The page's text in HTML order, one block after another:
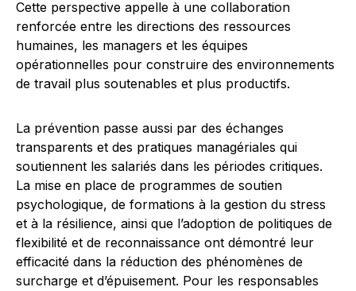
Cette perspective appelle à une collaboration
renforcée entre les directions des ressources
humaines, les managers et les équipes
opérationnelles pour construire des environnements
de travail plus soutenables et plus productifs.
La prévention passe aussi par des échanges
transparents et des pratiques managériales qui
soutiennent les salariés dans les périodes critiques.
La mise en place de programmes de soutien
psychologique, de formations à la gestion du stress
et à la résilience, ainsi que l’adoption de politiques de
flexibilité et de reconnaissance ont démontré leur
efficacité dans la réduction des phénomènes de
surcharge et d’épuisement. Pour les responsables